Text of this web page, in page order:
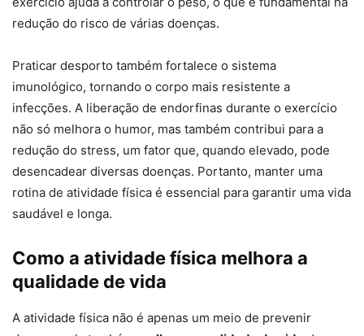
redução do risco de várias doenças.
Praticar desporto também fortalece o sistema
imunológico, tornando o corpo mais resistente a
infecções. A liberação de endorfinas durante o exercício
não só melhora o humor, mas também contribui para a
redução do stress, um fator que, quando elevado, pode
desencadear diversas doenças. Portanto, manter uma
rotina de atividade física é essencial para garantir uma vida
saudável e longa.
Como a atividade física melhora a
qualidade de vida
A atividade física não é apenas um meio de prevenir